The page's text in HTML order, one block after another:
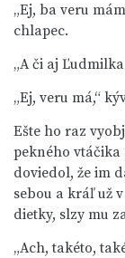
„Ej, ba veru
chlapec.
„A či aj
„Ej, veru má,“
Ešte ho raz
pekného
doviedol, že im
sebou a kráľ už
dietky, slzy mu
„Ach, takéto,